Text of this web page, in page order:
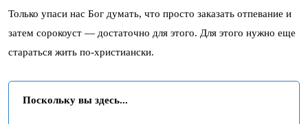
Только упаси нас Бог думать, что просто заказать отпевание и
затем сорокоуст — достаточно для этого. Для этого нужно еще
стараться жить по-христиански.
Поскольку вы здесь...